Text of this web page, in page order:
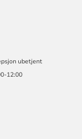
ubetjent
12:00